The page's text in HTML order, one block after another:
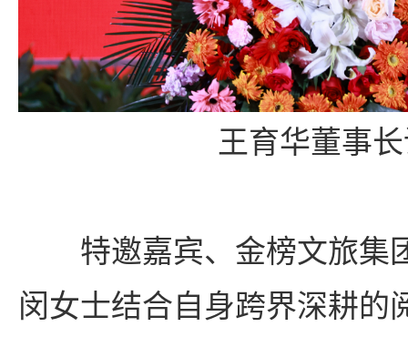
王育华董事
特邀嘉宾、金榜文旅集
闵女士结合自身跨界深耕的